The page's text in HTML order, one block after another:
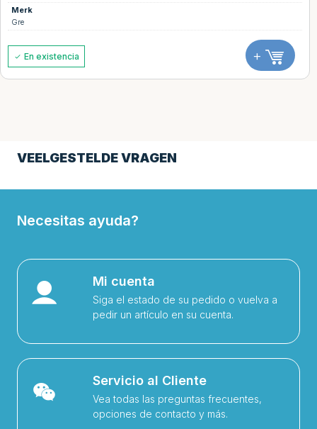
Merk
Gre
En existencia +
VEELGESTELDE VRAGEN
Necesitas ayuda?
Mi cuenta
Siga el estado de su pedido o vuelva a
pedir un artículo en su cuenta.
Servicio al Cliente
Vea todas las preguntas frecuentes,
opciones de contacto y más.